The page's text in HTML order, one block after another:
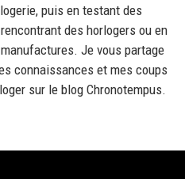
puis en testant des
des horlogers ou en
Je vous partage
connaissances et mes coups
sur le blog Chronotempus.